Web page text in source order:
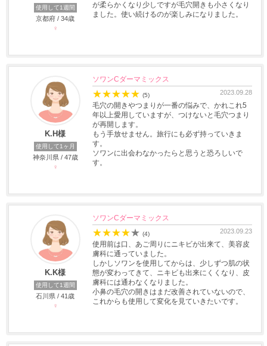
使用して1週間
京都府 / 34歳
♀
が柔らかくなり少しですが毛穴開きも小さくなり
ました。使い続けるのが楽しみになりました。
K.H様
使用して1ヶ月
神奈川県 / 47歳
♀
ソワンCダーマミックス
★★★★★ (5) 2023.09.28
毛穴の開きやつまりが一番の悩みで、かれこれ5
年以上愛用していますが、つけないと毛穴つまり
が再開します。
もう手放せません。旅行にも必ず持っていきま
す。
ソワンに出会わなかったらと思うと恐ろしいで
す。
K.K様
使用して1週間
石川県 / 41歳
♀
ソワンCダーマミックス
★★★★★ (4) 2023.09.23
使用前は口、あご周りにニキビが出来て、美容皮
膚科に通っていました。
しかしソワンを使用してからは、少しずつ肌の状
態が変わってきて、ニキビも出来にくくなり、皮
膚科には通わなくなりました。
小鼻の毛穴の開きはまだ改善されていないので、
これからも使用して変化を見ていきたいです。